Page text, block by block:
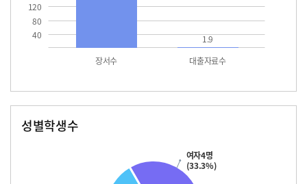
40
80
120
장서수 대출자료수
1.9
성별학생수
여자4명
(33.3%)